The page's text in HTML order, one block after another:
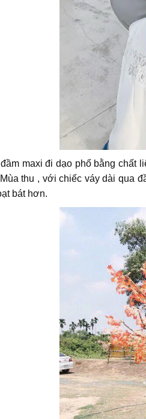
maxi đi dạo phố bằng chất
thu , với chiếc váy dài qua
bát hơn.